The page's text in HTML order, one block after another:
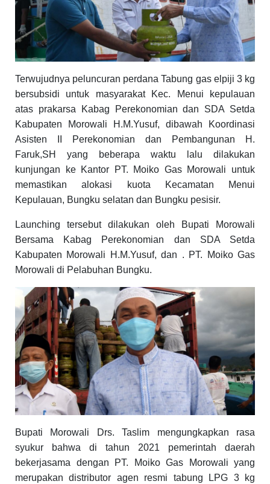
Terwujudnya peluncuran perdana Tabung gas elpiji 3 kg
bersubsidi untuk masyarakat Kec. Menui kepulauan
atas prakarsa Kabag Perekonomian dan SDA Setda
Kabupaten Morowali H.M.Yusuf, dibawah Koordinasi
Asisten II Perekonomian dan Pembangunan H.
Faruk,SH yang beberapa waktu lalu dilakukan
kunjungan ke Kantor PT. Moiko Gas Morowali untuk
memastikan alokasi kuota Kecamatan Menui
Kepulauan, Bungku selatan dan Bungku pesisir.
Launching tersebut dilakukan oleh Bupati Morowali
Bersama Kabag Perekonomian dan SDA Setda
Kabupaten Morowali H.M.Yusuf, dan . PT. Moiko Gas
Morowali di Pelabuhan Bungku.
Bupati Morowali Drs. Taslim mengungkapkan rasa
syukur bahwa di tahun 2021 pemerintah daerah
bekerjasama dengan PT. Moiko Gas Morowali yang
merupakan distributor agen resmi tabung LPG 3 kg